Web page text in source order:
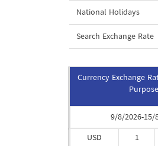
National Holidays
Search Exchange Rate
Currency Exchange
9/8/2026-15/
USD
1